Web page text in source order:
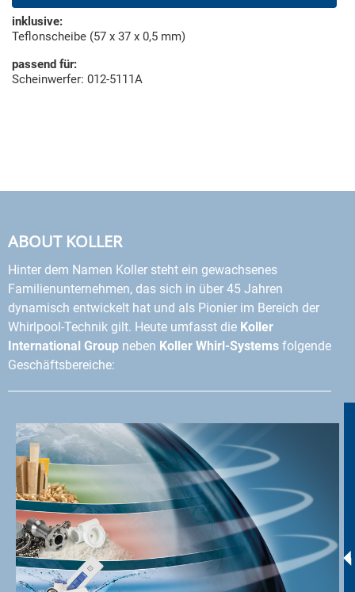
inklusive:
Teflonscheibe (57 x 37 x 0,5 mm)
passend für:
Scheinwerfer: 012-5111A
ABOUT KOLLER
Hinter dem Namen Koller steht ein gewachsenes
Familienunternehmen, das sich in über 45 Jahren
dynamisch entwickelt hat und als Pionier im Bereich der
Whirlpool-Technik gilt. Heute umfasst die Koller
International Group neben Koller Whirl-Systems folgende
Geschäftsbereiche: